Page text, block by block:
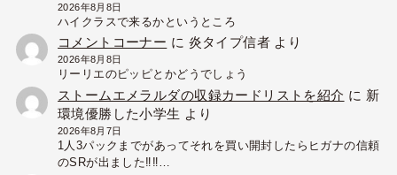
2026年8月8日
ハイクラスで来るかというところ
コメントコーナー に 炎タイプ信者より
2026年8月8日
リーリエのピッピとかどうでしょう
ストームエメラルダの収録カードリストを紹介 に 新
環境優勝した小学生 より
2026年8月7日
1人3パックまでがあってそれを買い開封したらヒガナの信頼
のSRが出ました‼︎‼︎…